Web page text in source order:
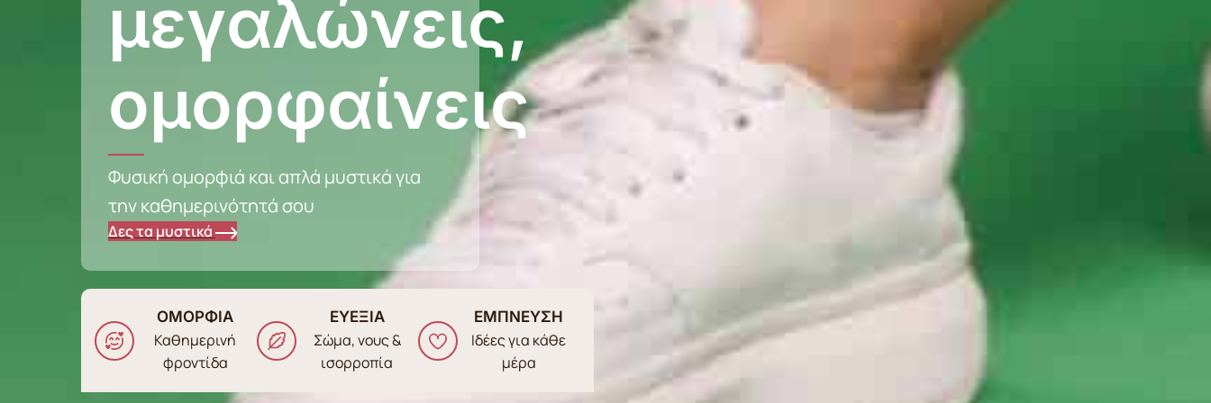
μεγαλώνεις,
ομορφαίνεις
Φυσική ομορφιά και απλά μυστικά για
την καθημερινότητά σου
Δες τα μυστικά
ΟΜΟΡΦΙΑ
Καθημερινή
φροντίδα
ΕΥΕΞΙΑ
Σώμα, νους &
ισορροπία
ΕΜΠΝΕΥΣΗ
Ιδέες για κάθε
μέρα